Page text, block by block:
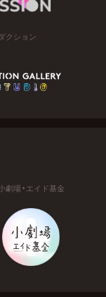
クション
劇場・エイド基金